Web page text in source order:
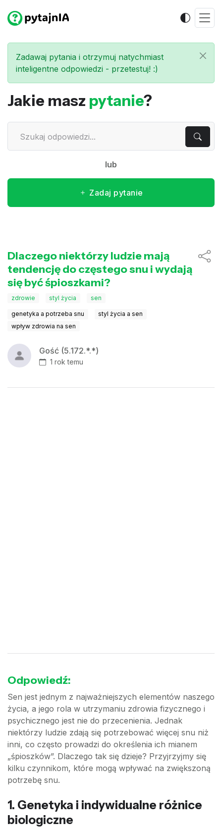
Zadawaj pytania i otrzymuj natychmiast
inteligentne odpowiedzi - przetestuj! :)
Jakie masz pytanie?
lub
Zadaj pytanie
Dlaczego niektórzy ludzie mają
tendencję do częstego snu i wydają
się być śpioszkami?
zdrowie styl życia sen
genetyka a potrzeba snu
styl życia a sen
wpływ zdrowia na sen
Gość (5.172.*.*)
1 rok temu
Odpowiedź:
Sen jest jednym z najważniejszych elementów naszego
życia, a jego rola w utrzymaniu zdrowia fizycznego i
psychicznego jest nie do przecenienia. Jednak
niektórzy ludzie zdają się potrzebować więcej snu niż
inni, co często prowadzi do określenia ich mianem
„śpioszków”. Dlaczego tak się dzieje? Przyjrzyjmy się
kilku czynnikom, które mogą wpływać na zwiększoną
potrzebę snu.
1. Genetyka i indywidualne różnice
biologiczne